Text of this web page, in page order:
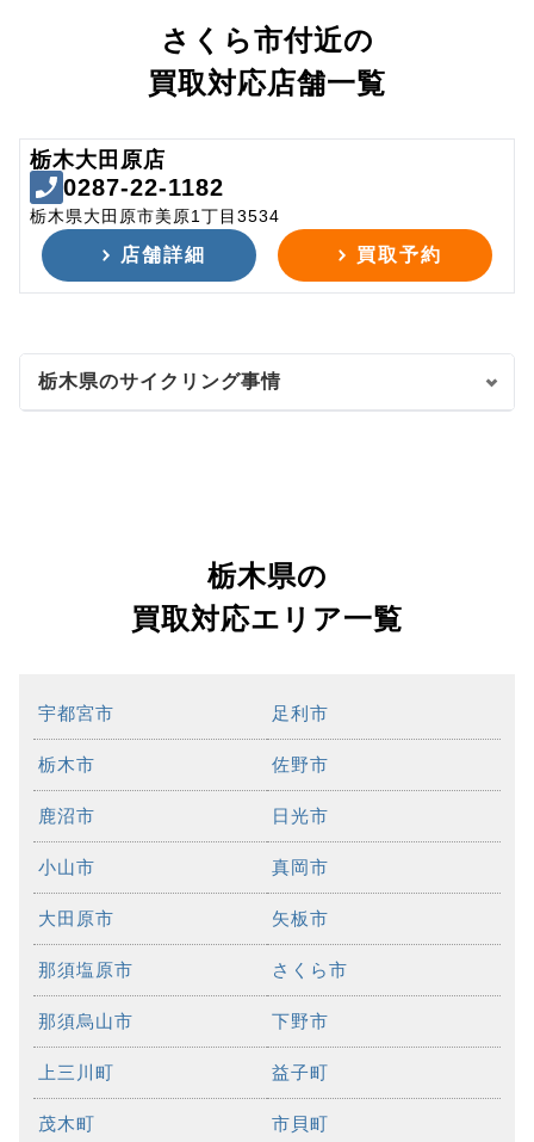
さくら市付近の
買取対応店舗一覧
栃木大田原店
0287-22-1182
栃木県大田原市美原1丁目3534
店舗詳細 買取予約
栃木県のサイクリング事情
栃木県の
買取対応エリア一覧
宇都宮市 足利市
栃木市 佐野市
鹿沼市 日光市
小山市 真岡市
大田原市 矢板市
那須塩原市 さくら市
那須烏山市 下野市
上三川町 益子町
茂木町 市貝町